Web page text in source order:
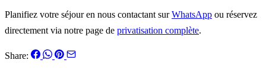
Planifiez votre séjour en nous contactant surWhatsApp ou réservez
directement via notre page de privatisation complète.
Share: